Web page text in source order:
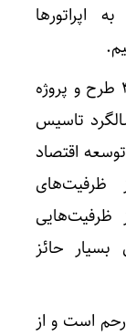
اپراتورها
البته وی در مراسم رونمایی و افتتاح ۴۸ طرح و پروژه
۲۹ امین سالگرد تاسیس
اقتصاد
ظرفیت‌های
ظرفیت‌هایی
حائز
رحم است و از